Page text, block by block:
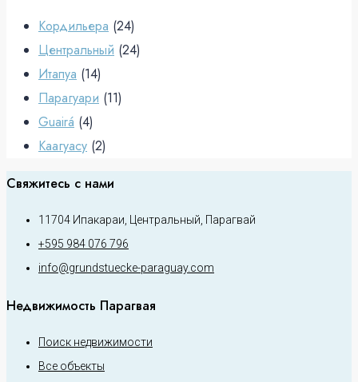
Кордильера (24)
Центральный (24)
Итапуа (14)
Парагуари (11)
Guairá (4)
Каагуасу (2)
Свяжитесь с нами
11704 Ипакараи, Центральный, Парагвай
+595 984 076 796
info@grundstuecke-paraguay.com
Недвижимость Парагвая
Поиск недвижимости
Все объекты